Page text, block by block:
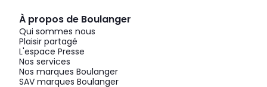
À propos de Boulanger
Qui sommes nous
Plaisir partagé
L'espace Presse
Nos services
Nos marques Boulanger
SAV marques Boulanger